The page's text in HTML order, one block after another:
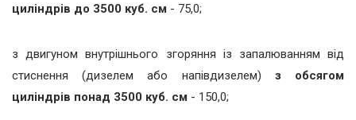
циліндрів до 3500 куб. см - 75,0;
з двигуном внутрішнього згоряння із запалюванням від
стиснення (дизелем або напівдизелем) з обсягом
циліндрів понад 3500 куб. см - 150,0;